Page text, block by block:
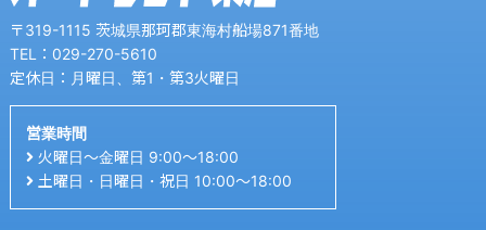
〒319-1115 茨城県那珂郡東海村船場871番地
TEL：029-270-5610
定休日：月曜日、第1・第3火曜日
営業時間
火曜日〜金曜日 9:00〜18:00
土曜日・日曜日・祝日 10:00〜18:00